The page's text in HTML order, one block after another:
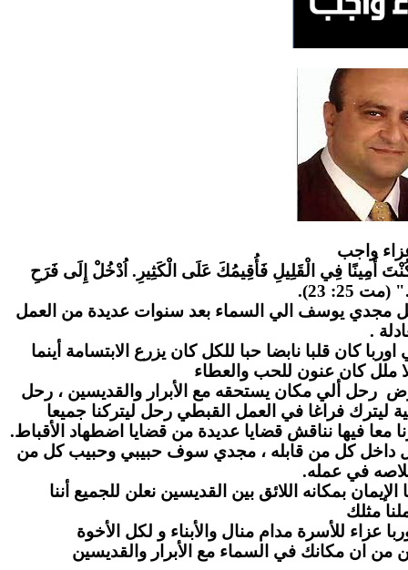
واجب
أَمِينًا فِي الْقَلِيلِ فَأُقِيمُكَ عَلَى الْكَثِيرِ. اُدْخُلْ إِلَى فَرَحِ
25: 23).
مجدي يوسف الي السماء بعد سنوات عديدة من العمل
.
كان قلبا نابضا حبا للكل كان يزرع الابتسامة أينما
ملل كان عنون للحب والعطاء
رحل ألي مكان يستحقه مع الأبرار والقديسين ، رحل
ليترك فراغا في العمل القبطي رحل ليتركنا جميعا
فيها نناقش قضايا عديدة من قضايا اضطهاد الأقباط.
داخل كل من قابله ، مجدي سوف حبيبي وحبيب كل من
في عمله.
بمكانه اللائق بين القديسين نعلن للجميع أننا
مثلك
عزاء للأسرة مدام منال والأبناء و لكل الأخوة
من ان مكانك في السماء مع الأبرار والقديسين